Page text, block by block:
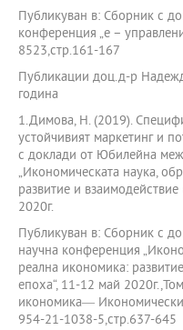
Публикуван в: Сборник с
конференция „е –
8523,стр.161-167
Публикации доц.д-р
година
1.Димова, Н. (2019).
устойчивият маркетинг и
с доклади от Юбилейна
„Икономическата наука,
развитие и
2020г.
Публикуван в: Сборник с
научна конференция
реална икономика:
епоха“, 11-12 май
икономика―
954-21-1038-5,стр.637-645